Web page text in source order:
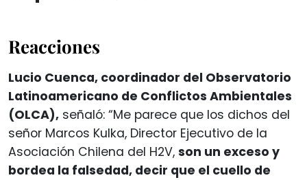
Reacciones
Lucio Cuenca, coordinador del Observatorio
Latinoamericano de Conflictos Ambientales
(OLCA), señaló: “Me parece que los dichos del
señor Marcos Kulka, Director Ejecutivo de la
Asociación Chilena del H2V, son un exceso y
bordea la falsedad, decir que el cuello de